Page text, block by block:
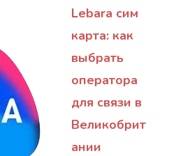
Lebara сим
карта: как
выбрать
оператора
для связи в
Великобрит
ании